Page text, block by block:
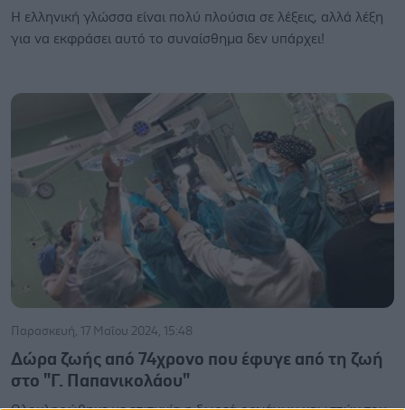
Η ελληνική γλώσσα είναι πολύ πλούσια σε λέξεις, αλλά λέξη
για να εκφράσει αυτό το συναίσθημα δεν υπάρχει!
Παρασκευή, 17 Μαΐου 2024, 15:48
Δώρα ζωής από 74χρονο που έφυγε από τη ζωή
στο "Γ. Παπανικολάου"